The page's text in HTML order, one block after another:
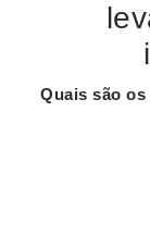
Quais são os